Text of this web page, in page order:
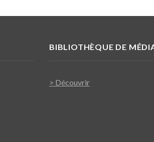
BIBLIOTHÈQUE DE
> Découvrir